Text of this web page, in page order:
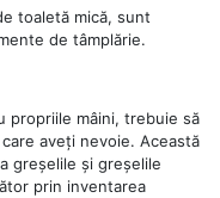
toaletă mică, sunt
de tâmplărie.
propriile mâini, trebuie să
aveți nevoie. Această
greșelile și greșelile
prin inventarea